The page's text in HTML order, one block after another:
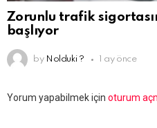
Zorunlu trafik
başlıyor
by Nolduki ? 1 ay önce
Bir
Yorum yapabilmek için oturum